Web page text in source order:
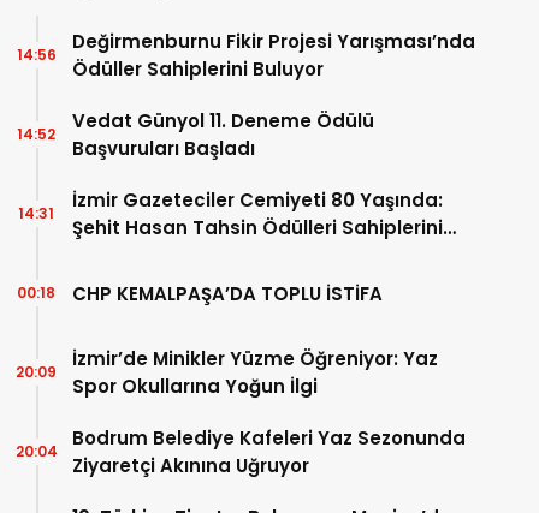
Değirmenburnu Fikir Projesi Yarışması’nda
Ödüller Sahiplerini Buluyor
14:56
Vedat Günyol 11. Deneme Ödülü
Başvuruları Başladı
14:52
İzmir Gazeteciler Cemiyeti 80 Yaşında:
Şehit Hasan Tahsin Ödülleri Sahiplerini
14:31
CHP KEMALPAŞA’DA TOPLU İSTİFA
00:18
İzmir’de Minikler Yüzme Öğreniyor: Yaz
Spor Okullarına Yoğun İlgi
20:09
Bodrum Belediye Kafeleri Yaz Sezonunda
Ziyaretçi Akınına Uğruyor
20:04